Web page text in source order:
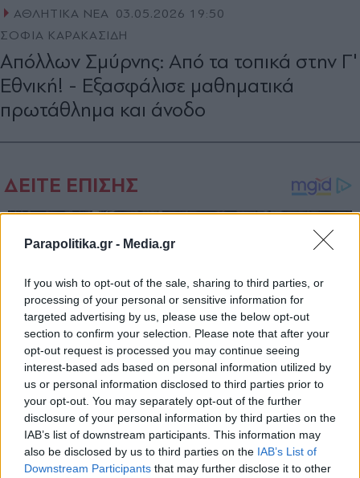
Parapolitika.gr - Media.gr
If you wish to opt-out of the sale, sharing to third parties, or
processing of your personal or sensitive information for
targeted advertising by us, please use the below opt-out
section to confirm your selection. Please note that after your
opt-out request is processed you may continue seeing
interest-based ads based on personal information utilized by
us or personal information disclosed to third parties prior to
your opt-out. You may separately opt-out of the further
disclosure of your personal information by third parties on the
IAB’s list of downstream participants. This information may
also be disclosed by us to third parties on the IAB’s List of
Downstream Participants that may further disclose it to other
ΑΘΛΗΤΙΚΑ ΝΕΑ 03.05.2026 19:50
ΣΟΦΙΑ ΚΑΡΑΚΑΣΙΔΗ
Aπόλλων Σμύρνης: Από τα τοπικά στην Γ'
Εθνική! - Εξασφάλισε μαθηματικά
πρωτάθλημα και άνοδο
Εγγραφή στο newsletter